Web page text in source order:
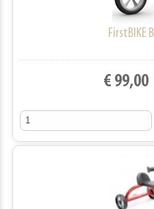
FirstBIKE
€ 99,00